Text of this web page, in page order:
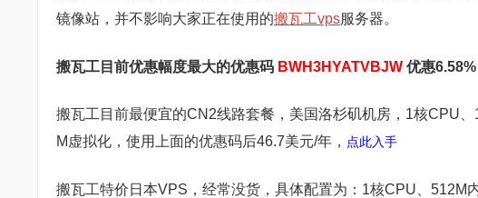
镜像站，并不影响大家正在使用的搬瓦工vps服务器。
搬瓦工目前优惠幅度最大的优惠码 BWH3HYATVBJW 优惠
搬瓦工目前最便宜的CN2线路套餐，美国洛杉矶机房，1核CPU
M虚拟化，使用上面的优惠码后46.7美元/年， 点此入手
搬瓦工特价日本VPS，经常没货，具体配置为：1核CPU、